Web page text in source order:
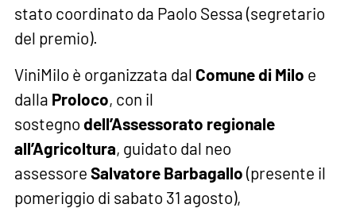
stato coordinato da Paolo Sessa (segretario
del premio).
ViniMilo è organizzata dal Comune di Milo e
dalla Proloco, con il
sostegno dell’Assessorato regionale
all’Agricoltura, guidato dal neo
assessore Salvatore Barbagallo (presente il
pomeriggio di sabato 31 agosto),